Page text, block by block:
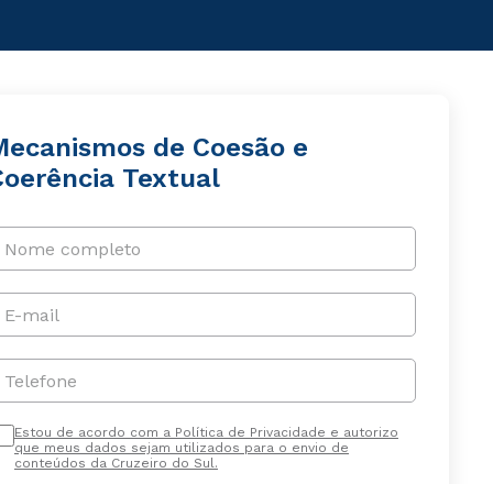
de Coesão e
Textual
Nome completo
E-mail
Telefone
Estou de acordo com a Política de Privacidade e autorizo
que meus dados sejam utilizados para o envio de
conteúdos da Cruzeiro do Sul.